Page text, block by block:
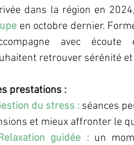
VOS SORTIES Maison
dans la région en
en octobre dernier.
avec
retrouver sérénité
prestations :
du stress : séances
et mieux affronter le
guidée : un